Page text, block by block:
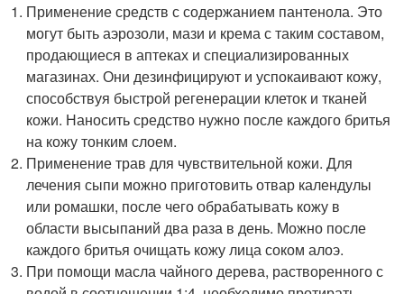
Применение средств с содержанием пантенола. Это
могут быть аэрозоли, мази и крема с таким составом,
продающиеся в аптеках и специализированных
магазинах. Они дезинфицируют и успокаивают кожу,
способствуя быстрой регенерации клеток и тканей
кожи. Наносить средство нужно после каждого бритья
на кожу тонким слоем.
Применение трав для чувствительной кожи. Для
лечения сыпи можно приготовить отвар календулы
или ромашки, после чего обрабатывать кожу в
области высыпаний два раза в день. Можно после
каждого бритья очищать кожу лица соком алоэ.
При помощи масла чайного дерева, растворенного с